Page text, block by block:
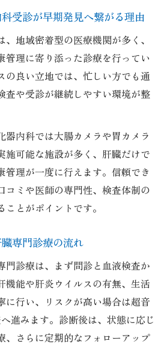
抑制に消化器内科専門医が注
専門医による丁寧な説明と安心
受診が早期発見へ繋がる理由
地域密着型の医療機関が多く、
管理に寄り添った診療を行ってい
の良い立地では、忙しい方でも通
査や受診が継続しやすい環境が整
器内科では大腸カメラや胃カメラ
施可能な施設が多く、肝臓だけで
管理が一度に行えます。信頼でき
コミや医師の専門性、検査体制の
とがポイントです。
専門診療の流れ
門診療は、まず問診と血液検査か
機能や肝炎ウイルスの有無、生活
に行い、リスクが高い場合は超音
進みます。診断後は、状態に応じ
、さらに定期的なフォローアップ